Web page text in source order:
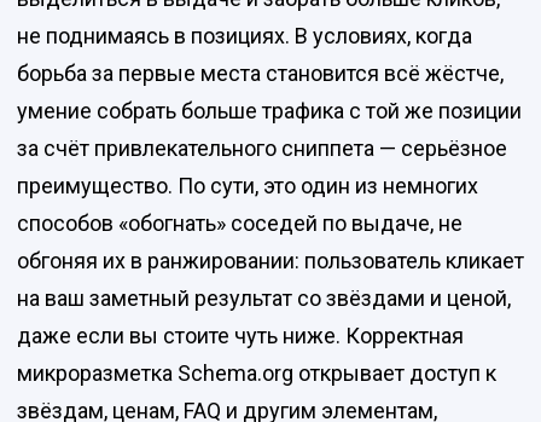
не поднимаясь в позициях. В условиях, когда
борьба за первые места становится всё жёстче,
умение собрать больше трафика с той же позиции
за счёт привлекательного сниппета — серьёзное
преимущество. По сути, это один из немногих
способов «обогнать» соседей по выдаче, не
обгоняя их в ранжировании: пользователь кликает
на ваш заметный результат со звёздами и ценой,
даже если вы стоите чуть ниже. Корректная
микроразметка Schema.org открывает доступ к
звёздам, ценам, FAQ и другим элементам,